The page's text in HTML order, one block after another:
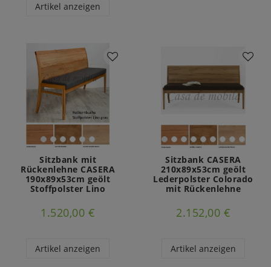
Artikel anzeigen
Sitzbank mit
Rückenlehne CASERA
190x89x53cm geölt
Stoffpolster Lino
1.520,00 €
Artikel anzeigen
Sitzbank CASERA
210x89x53cm geölt
Lederpolster Colorado
mit Rückenlehne
2.152,00 €
Artikel anzeigen